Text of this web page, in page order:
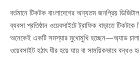
বর্তমানে টিকটক বাংলাদেশের অন্যতম জনপ্রিয়
ব্যবসা প্রতিষ্ঠান ওয়েবসাইটে ট্রাফিক বাড়াতে টিকটকে
অনেকেই একটি সমস্যার মুখোমুখি হচ্ছেন—অ্যাড
ওয়েবসাইট হঠাৎ ধীর হয়ে যায় বা সাময়িকভাবে বন্ধও